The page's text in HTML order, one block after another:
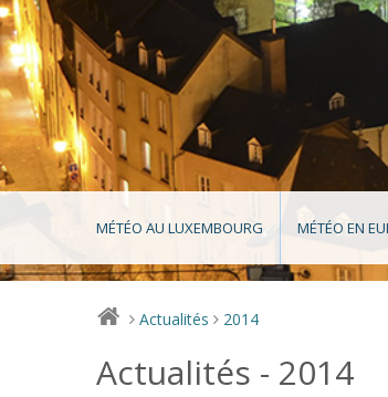
MÉTÉO AU LUXEMBOURG MÉTÉO EN
> Actualités > 2014
Actualités - 2014